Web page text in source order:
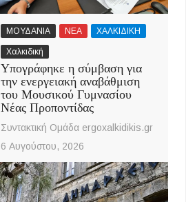
ΜΟΥΔΑΝΙΑ ΝΕΑ ΧΑΛΚΙΔΙΚΗ
Χαλκιδική
Υπογράφηκε η σύμβαση για
την ενεργειακή αναβάθμιση
του Μουσικού Γυμνασίου
Νέας Προποντίδας
Συντακτική Ομάδα ergoxalkidikis.gr
6 Αυγούστου, 2026